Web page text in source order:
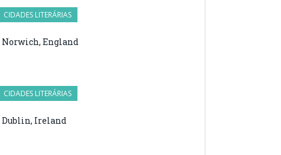
CIDADES LITERÁRIAS
Norwich, England
CIDADES LITERÁRIAS
Dublin, Ireland